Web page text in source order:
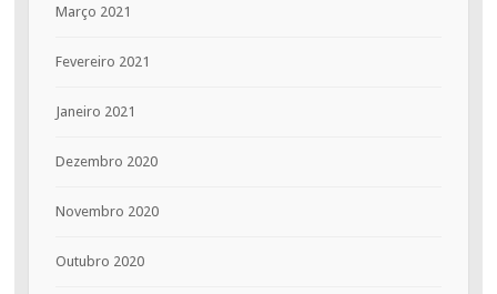
Março 2021
Fevereiro 2021
Janeiro 2021
Dezembro 2020
Novembro 2020
Outubro 2020